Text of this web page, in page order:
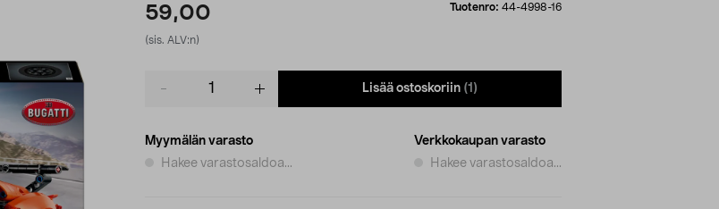
59,00
(sis. ALV:n)
Tuotenro: 44-4998-16
Lisää ostoskoriin (1)
Myymälän varasto
Hakee varastosaldoa...
Verkkokaupan varasto
Hakee varastosaldoa...